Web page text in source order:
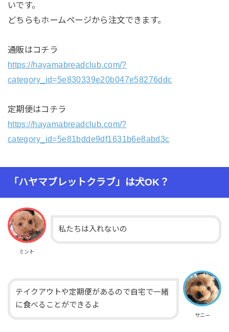
いです。
どちらもホームページから注文できます。
通販はコチラ
https://hayamabreadclub.com/?
category_id=5e830339e20b047e58276ddc
定期便はコチラ
https://hayamabreadclub.com/?
category_id=5e81bdde9df1631b6e8abd3c
「ハヤマブレットクラブ」は犬OK？
ミント
私たちは入れないの
サニー
テイクアウトや定期便があるので自宅で一緒
に食べることができるよ